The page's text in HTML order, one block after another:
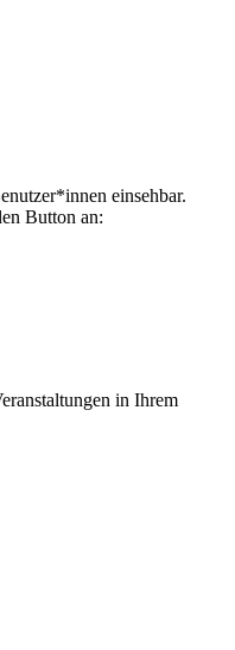
einsehbar.
Button an:
in Ihrem